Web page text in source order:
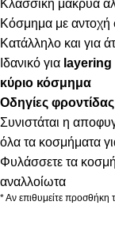
Κλασσική μακρυά
Κόσμημα με αντοχή
Κατάλληλο και για
Ιδανικό για layering
κύριο κόσμημα
Οδηγίες φροντίδας
Συνιστάται η
όλα τα κοσμήματα
Φυλάσσετε τα
αναλλοίωτα
* Αν επιθυμείτε προσθήκη